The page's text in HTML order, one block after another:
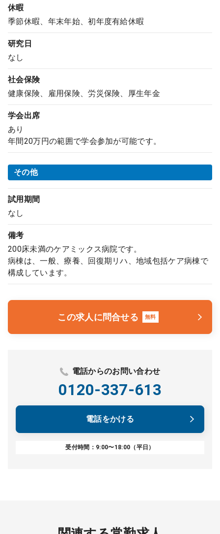
休暇
季節休暇、年末年始、初年度有給休暇
研究日
なし
社会保険
健康保険、雇用保険、労災保険、厚生年金
学会出席
あり
年間20万円の範囲で学会参加が可能です。
その他
試用期間
なし
備考
200床未満のケアミックス病院です。
病棟は、一般、療養、回復期リハ、地域包括ケア病棟で
構成しています。
この求人に問合せる 無料
電話からのお問い合わせ
0120-337-613
電話をかける
受付時間：9:00〜18:00（平日）